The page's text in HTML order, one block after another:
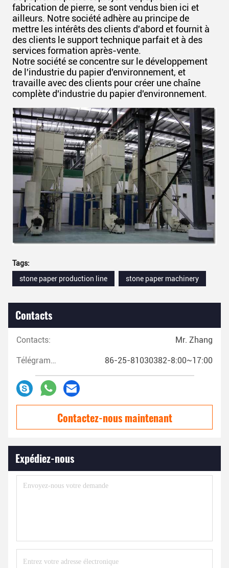
fabrication de pierre, se sont vendus bien ici et
ailleurs. Notre société adhère au principe de
mettre les intérêts des clients d'abord et fournit à
des clients le support technique parfait et à des
services formation après-vente.
Notre société se concentre sur le développement
de l'industrie du papier d'environnement, et
travaille avec des clients pour créer une chaîne
complète d'industrie du papier d'environnement.
Tags:
stone paper production line
stone paper machinery
Contacts
Contacts: Mr. Zhang
Télégramme: 86-25-81030382-8:00~17:00
Contactez-nous maintenant
Expédiez-nous